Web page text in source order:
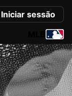
Iniciar sessão